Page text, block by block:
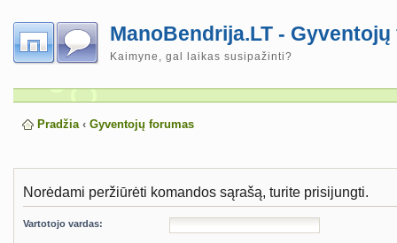
ManoBendrija.LT -
Kaimyne, gal laikas susipažinti?
Pradžia ‹ Gyventojų forumas
Norėdami peržiūrėti komandos sąrašą, turite prisijungti.
Vartotojo vardas: